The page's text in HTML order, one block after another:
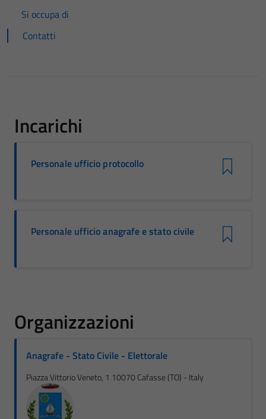
Si occupa di
Contatti
Incarichi
Personale ufficio protocollo
Personale ufficio anagrafe e stato civile
Organizzazioni
Anagrafe - Stato Civile - Elettorale
Piazza Vittorio Veneto, 1 10070 Cafasse (TO) - Italy